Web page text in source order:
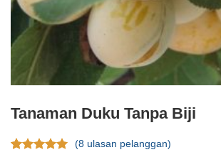
Tanaman Duku Tanpa Biji
(8 ulasan pelanggan)